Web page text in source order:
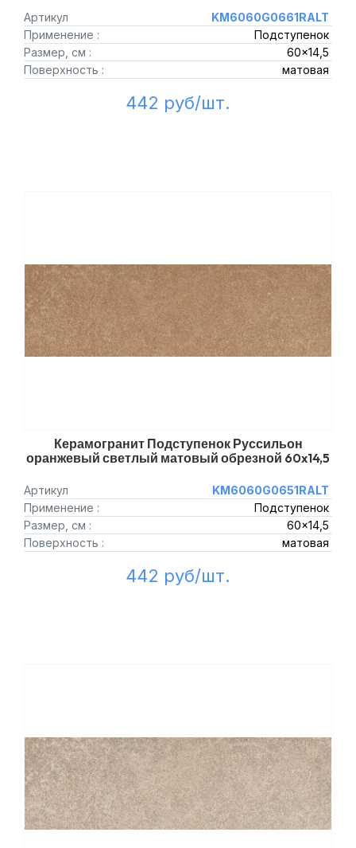
Артикул
KM6060G0661RALT
Применение :
Подступенок
Размер, см :
60x14,5
Поверхность :
матовая
442 руб/шт.
Керамогранит Подступенок Руссильон
оранжевый светлый матовый обрезной 60x14,5
Артикул
KM6060G0651RALT
Применение :
Подступенок
Размер, см :
60x14,5
Поверхность :
матовая
442 руб/шт.